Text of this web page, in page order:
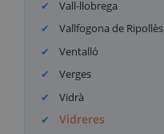
Vall-llobrega
Vallfogona de Ripollès
Ventalló
Verges
Vidrà
Vidreres